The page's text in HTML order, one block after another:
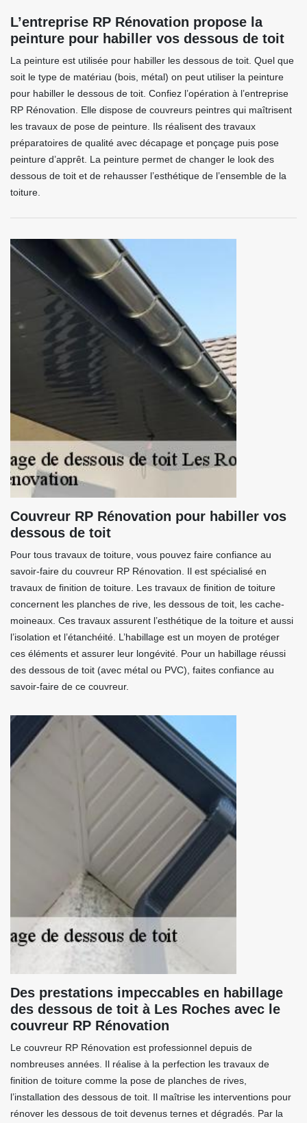
L’entreprise RP Rénovation propose la
peinture pour habiller vos dessous de toit
La peinture est utilisée pour habiller les dessous de toit. Quel que
soit le type de matériau (bois, métal) on peut utiliser la peinture
pour habiller le dessous de toit. Confiez l’opération à l’entreprise
RP Rénovation. Elle dispose de couvreurs peintres qui maîtrisent
les travaux de pose de peinture. Ils réalisent des travaux
préparatoires de qualité avec décapage et ponçage puis pose
peinture d’apprêt. La peinture permet de changer le look des
dessous de toit et de rehausser l’esthétique de l’ensemble de la
toiture.
Couvreur RP Rénovation pour habiller vos
dessous de toit
Pour tous travaux de toiture, vous pouvez faire confiance au
savoir-faire du couvreur RP Rénovation. Il est spécialisé en
travaux de finition de toiture. Les travaux de finition de toiture
concernent les planches de rive, les dessous de toit, les cache-
moineaux. Ces travaux assurent l’esthétique de la toiture et aussi
l’isolation et l’étanchéité. L’habillage est un moyen de protéger
ces éléments et assurer leur longévité. Pour un habillage réussi
des dessous de toit (avec métal ou PVC), faites confiance au
savoir-faire de ce couvreur.
Des prestations impeccables en habillage
des dessous de toit à Les Roches avec le
couvreur RP Rénovation
Le couvreur RP Rénovation est professionnel depuis de
nombreuses années. Il réalise à la perfection les travaux de
finition de toiture comme la pose de planches de rives,
l’installation des dessous de toit. Il maîtrise les interventions pour
rénover les dessous de toit devenus ternes et dégradés. Par la